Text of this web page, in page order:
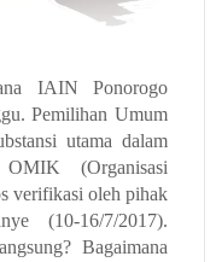
IAIN Ponorogo
Pemilihan Umum
utama dalam
(Organisasi
verifikasi oleh pihak
(10-16/7/2017).
Bagaimana